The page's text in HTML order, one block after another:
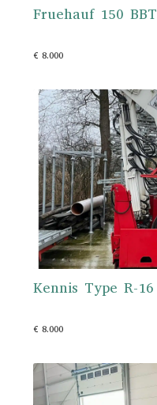
Fruehauf 150 BBT
€ 8.000
Kennis Type R-16
€ 8.000